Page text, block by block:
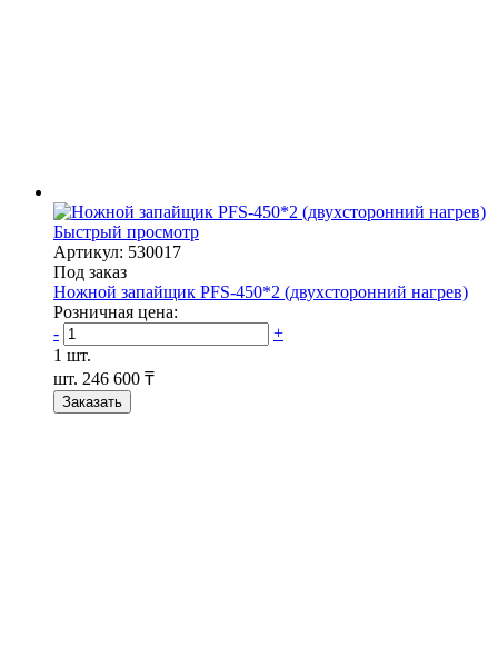
Быстрый просмотр
Артикул: 530017
Под заказ
Ножной запайщик PFS-450*2 (двухсторонний нагрев)
Розничная цена:
-
+
1 шт.
шт. 246 600 ₸
Заказать